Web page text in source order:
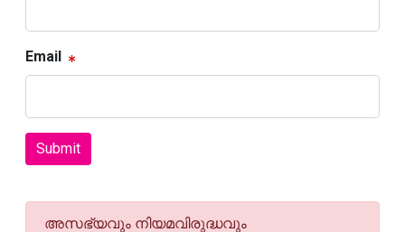
Email
Submit
അസഭ്യവും നിയമവിരുദ്ധവും